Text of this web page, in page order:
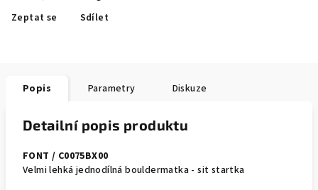
Zeptat se Sdílet
Popis Parametry Diskuze
Detailní popis produktu
FONT / C0075BX00
Velmi lehká jednodílná bouldermatka - sit startka